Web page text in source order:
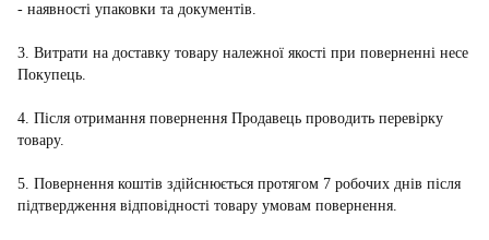
- наявності упаковки та документів.
3. Витрати на доставку товару належної якості при поверненні несе
Покупець.
4. Після отримання повернення Продавець проводить перевірку
товару.
5. Повернення коштів здійснюється протягом 7 робочих днів після
підтвердження відповідності товару умовам повернення.